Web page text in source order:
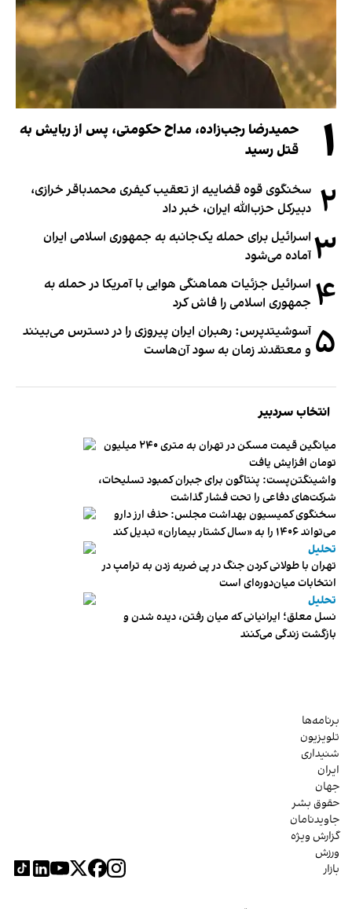
۱
حمیدرضا رجب‌زاده، مداح حکومتی، پس از ربایش به
قتل رسید
۲ سخنگوی قوه قضاییه از تعقیب کیفری محمدباقر خرازی،
دبیر‌کل حزب‌الله ایران، خبر داد
۳ اسرائیل برای حمله یک‌جانبه به جمهوری اسلامی ایران
آماده می‌شود
۴ اسرائیل جزئیات هماهنگی هوایی با آمریکا در حمله به
جمهوری اسلامی را فاش کرد
۵ آسوشیتدپرس: رهبران ایران پیروزی را در دسترس می‌بینند
و معتقدند زمان به سود آن‌هاست
انتخاب سردبیر
میانگین قیمت مسکن در تهران به متری ۲۴۰ میلیون
تومان افزایش یافت
واشینگتن‌پست: پنتاگون برای جبران کمبود تسلیحات،
شرکت‌های دفاعی را تحت فشار گذاشت
سخنگوی کمیسیون بهداشت مجلس: حذف ارز دارو
می‌تواند ۱۴۰۶ را به «سال کشتار بیماران» تبدیل کند
تحلیل
تهران با طولانی کردن جنگ در پی ضربه زدن به ترامپ در
انتخابات میان‌دوره‌ای است
تحلیل
نسل معلق؛ ایرانیانی که میان رفتن، دیده شدن و
بازگشت زندگی می‌کنند
برنامه‌ها
تلویزیون
شنیداری
ایران
جهان
حقوق بشر
جاویدنامان
گزارش ویژه
ورزش
بازار